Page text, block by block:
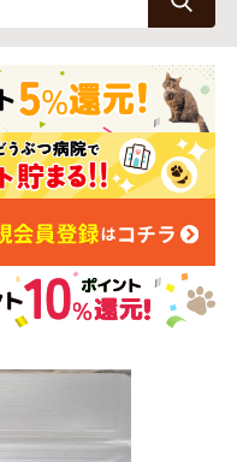
猫
アクア・爬虫類・昆虫
キャットフード
服・おさんぽ用品